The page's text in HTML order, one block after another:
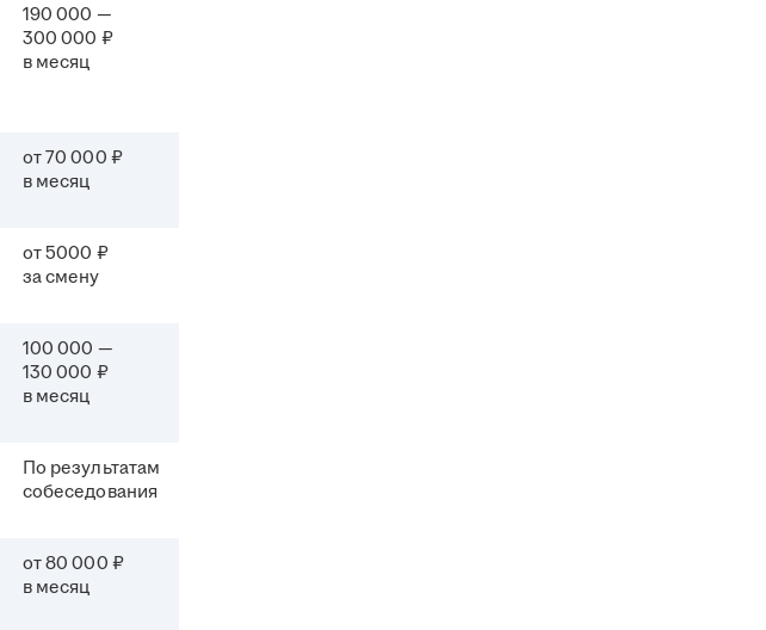
190 000 —
300 000 ₽
в месяц
от 70 000 ₽
в месяц
от 5000 ₽
за смену
100 000 —
130 000 ₽
в месяц
По результатам
собеседования
от 80 000 ₽
в месяц